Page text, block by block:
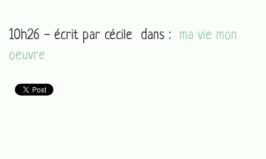
10h26 - écrit par cécile dans : ma vie mon
oeuvre